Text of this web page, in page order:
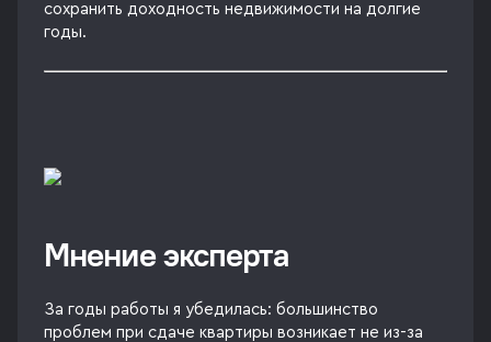
сохранить доходность недвижимости на долгие
годы.
Мнение эксперта
За годы работы я убедилась: большинство
проблем при сдаче квартиры возникает не из-за